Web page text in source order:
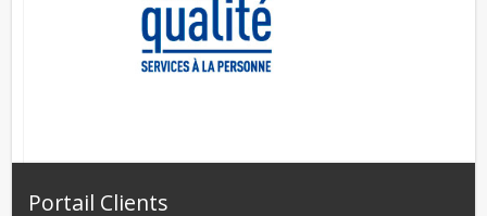
Portail Clients